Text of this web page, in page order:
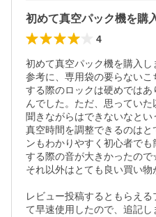
4
初めて真空パック機を購入
参考に、専用袋の要らない
する際のロックは硬めでは
んでした。ただ、思ってい
聞きながらはできないなと
真空時間を調整できるのは
ンもわかりやすく初心者で
する際の音が大きかったの
それ以外はとても良い買い物
レビュー投稿するともらえ
て早速使用したので、追記し